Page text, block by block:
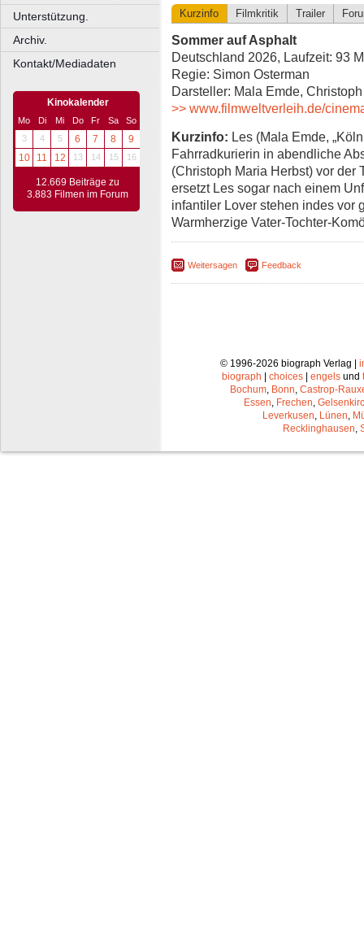
Unterstützung.
Archiv.
Kontakt/Mediadaten
Kinokalender
Mo Di Mi Do Fr Sa
So
3
4 5 6 7 8
9
10
11 12 13 14 15 16
12.669 Beiträge zu
3.883 Filmen im Forum
Kurzinfo Filmkritik Trailer
Sommer auf Asphalt
Deutschland 2026, Laufzeit: 93
Regie: Simon Osterman
Darsteller: Mala Emde,
>> www.filmweltverleih.de/
Kurzinfo: Les (Mala Emde,
Fahrradkurierin in abendliche
(Christoph Maria Herbst) vor der
ersetzt Les sogar nach einem
infantiler Lover stehen indes vor
Warmherzige Vater-Tochter-
Weitersagen Feedback
© 1996-2026 biograph Verlag |
biograph | choices | engels und
Bochum Bonn Castrop-
Essen Frechen
Leverkusen Lünen
Recklinghausen